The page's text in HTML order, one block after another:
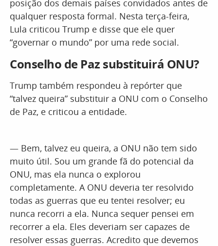
posição dos demais países convidados antes de
qualquer resposta formal. Nesta terça-feira,
Lula criticou Trump e disse que ele quer
“governar o mundo” por uma rede social.
Conselho de Paz substituirá ONU?
Trump também respondeu à repórter que
“talvez queira” substituir a ONU com o Conselho
de Paz, e criticou a entidade.
— Bem, talvez eu queira, a ONU não tem sido
muito útil. Sou um grande fã do potencial da
ONU, mas ela nunca o explorou
completamente. A ONU deveria ter resolvido
todas as guerras que eu tentei resolver; eu
nunca recorri a ela. Nunca sequer pensei em
recorrer a ela. Eles deveriam ser capazes de
resolver essas guerras. Acredito que devemos